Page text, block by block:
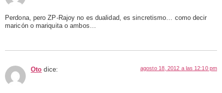
Perdona, pero ZP-Rajoy no es dualidad, es sincretismo… como decir
maricón o mariquita o ambos…
Oto dice: agosto 18, 2012 a las 12:10 pm